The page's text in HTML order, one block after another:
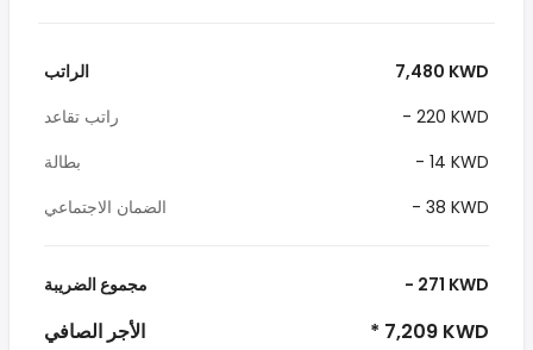
الراتب
7,480 KWD
راتب تقاعد
- 220 KWD
بطالة
- 14 KWD
الضمان الاجتماعي
- 38 KWD
مجموع الضريبة - 271 KWD
الأجر الصافي * 7,209 KWD